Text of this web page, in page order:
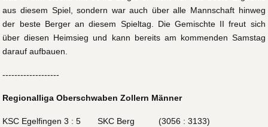
aus diesem Spiel, sondern war auch über alle Mannschaft hinweg
der beste Berger an diesem Spieltag. Die Gemischte II freut sich
über diesen Heimsieg und kann bereits am kommenden Samstag
darauf aufbauen.
-------------------
Regionalliga Oberschwaben Zollern Männer
KSC Egelfingen 3 : 5 SKC Berg (3056 : 3133)